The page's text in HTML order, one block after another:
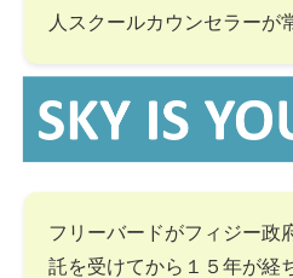
人スクールカウンセラーが
フリーバードがフィジー政
託を受けてから１５年が経